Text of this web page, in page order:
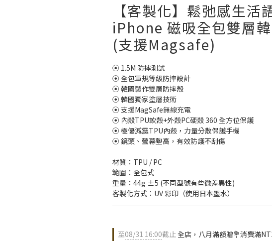
【客製化】鬆弛感生活
iPhone 磁吸全包雙層
(支援Magsafe)
⦿ 1.5M 防摔測試
⦿ 全包軍規等級防摔設計
⦿ 韓國製作雙層防摔殼
⦿ 韓國獨家塗層技術
⦿ 支援MagSafe無線充電
⦿ 內殼TPU軟殼+外殼PC硬殼 360 全方位保護
⦿ 極優減震TPU內殼，力量分散保護手機
⦿ 鏡頭、螢幕墊高，有效防護不刮傷
材質：TPU / PC
範圍：全包式
重量：44g ±5 (不同型號有些微差異性)
客製化方式：UV 彩印（使用日本墨水）
至08/31 16:00截止全店，八月滿額贈💐消費滿